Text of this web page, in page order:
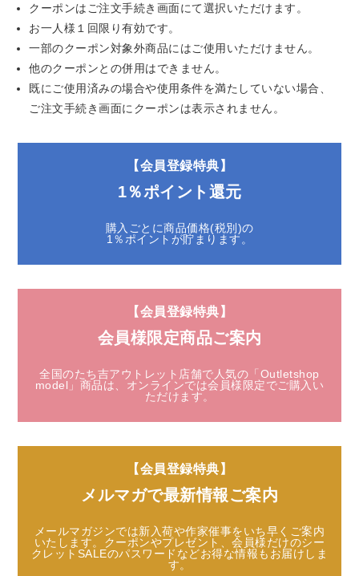
クーポンはご注文手続き画面にて選択いただけます。
お一人様１回限り有効です。
一部のクーポン対象外商品にはご使用いただけません。
他のクーポンとの併用はできません。
既にご使用済みの場合や使用条件を満たしていない場合、
ご注文手続き画面にクーポンは表示されません。
【会員登録特典】
1％ポイント還元
購入ごとに商品価格(税別)の
1％ポイントが貯まります。
【会員登録特典】
会員様限定商品ご案内
全国のたち吉アウトレット店舗で人気の「Outletshop
model」商品は、 オンラインでは会員様限定でご購入い
ただけます。
【会員登録特典】
メルマガで最新情報ご案内
メールマガジンでは新入荷や作家催事をいち早くご案内
いたします。 クーポンやプレゼント、会員様だけのシー
クレットSALEのパスワードなどお得な情報もお届けしま
す。